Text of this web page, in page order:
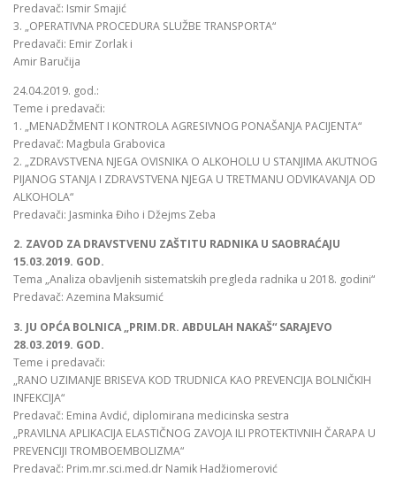
Predavač: Ismir Smajić
3. „OPERATIVNA PROCEDURA SLUŽBE TRANSPORTA“
Predavači: Emir Zorlak i
Amir Baručija
24.04.2019. god.:
Teme i predavači:
1. „MENADŽMENT I KONTROLA AGRESIVNOG PONAŠANJA PACIJENTA“
Predavač: Magbula Grabovica
2. „ZDRAVSTVENA NJEGA OVISNIKA O ALKOHOLU U STANJIMA AKUTNOG
PIJANOG STANJA I ZDRAVSTVENA NJEGA U TRETMANU ODVIKAVANJA OD
ALKOHOLA“
Predavači: Jasminka Điho i Džejms Zeba
2. ZAVOD ZA DRAVSTVENU ZAŠTITU RADNIKA U SAOBRAĆAJU
15.03.2019. GOD.
Tema „Analiza obavljenih sistematskih pregleda radnika u 2018. godini“
Predavač: Azemina Maksumić
3. JU OPĆA BOLNICA „PRIM.DR. ABDULAH NAKAŠ“ SARAJEVO
28.03.2019. GOD.
Teme i predavači:
„RANO UZIMANJE BRISEVA KOD TRUDNICA KAO PREVENCIJA BOLNIČKIH
INFEKCIJA“
Predavač: Emina Avdić, diplomirana medicinska sestra
„PRAVILNA APLIKACIJA ELASTIČNOG ZAVOJA ILI PROTEKTIVNIH ČARAPA U
PREVENCIJI TROMBOEMBOLIZMA“
Predavač: Prim.mr.sci.med.dr Namik Hadžiomerović